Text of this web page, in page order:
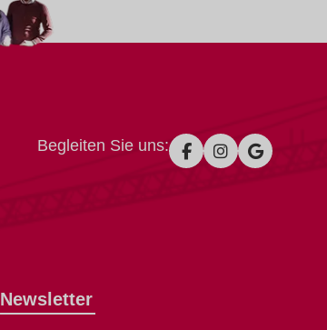
Begleiten Sie uns:
Newsletter